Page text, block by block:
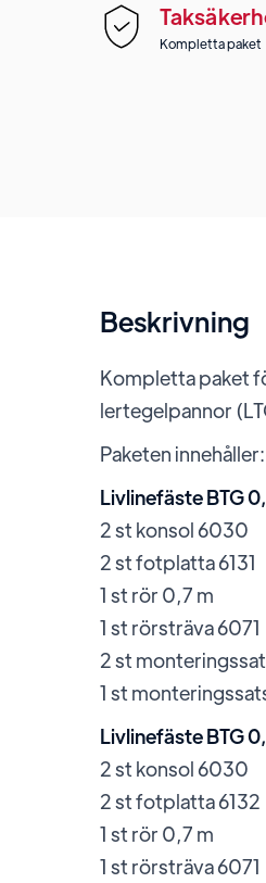
Kompletta paket
Beskrivning
Kompletta paket
lertegelpannor
Paketen innehåller:
Livlinefäste BTG
2 st konsol 6030
2 st fotplatta 6131
1 st rör 0,7 m
1 st rörsträva 6071
2 st
1 st
Livlinefäste BTG
2 st konsol 6030
2 st fotplatta 6132
1 st rör 0,7 m
1 st rörsträva 6071